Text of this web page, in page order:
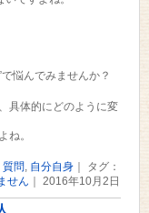
悩んでみませんか？
具体的にどのように変
ね。
質問, 自分自身｜ タグ：
せん ｜ 2016年10月2日